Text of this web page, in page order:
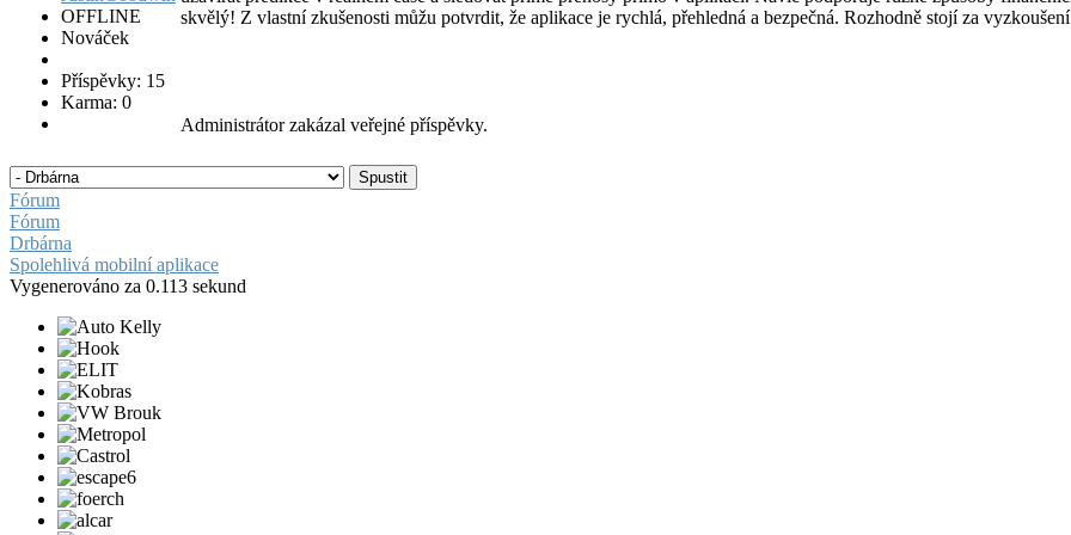
OFFLINE
Nováček
Příspěvky: 15
Karma: 0
skvělý! Z vlastní zkušenosti můžu potvrdit, že aplikace je rychlá, přehledná a bezpečná. Rozhodně stojí za
Administrátor zakázal veřejné příspěvky.
Fórum
Fórum
Drbárna
Spolehlivá mobilní aplikace
Vygenerováno za 0.113 sekund